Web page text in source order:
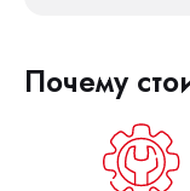
Почему